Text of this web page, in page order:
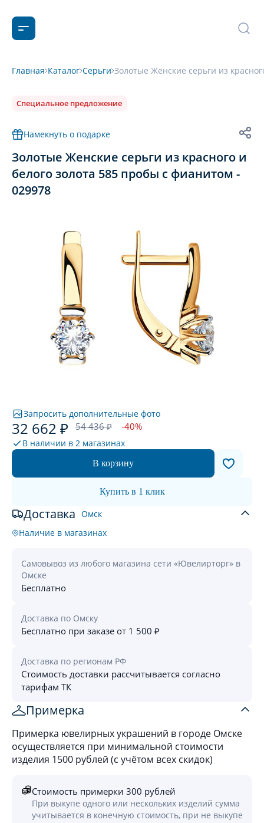
Главная Каталог Серьги Золотые Женские серьги из
Специальное предложение
Намекнуть о подарке
Золотые Женские серьги из красного и
белого золота 585 пробы с фианитом -
029978
Запросить дополнительные фото
32 662 ₽ 54 436 ₽ -40%
В наличии в 2 магазинах
В корзину
Купить в 1 клик
Доставка Омск
Наличие в магазинах
Самовывоз из любого магазина сети «Ювелирторг» в
Омске
Бесплатно
Доставка по Омску
Бесплатно при заказе от 1 500 ₽
Доставка по регионам РФ
Стоимость доставки рассчитывается согласно
тарифам ТК
Примерка
Примерка ювелирных украшений в городе Омске
осуществляется при минимальной стоимости
изделия 1500 рублей (с учётом всех скидок)
Стоимость примерки 300 рублей
При выкупе одного или нескольких изделий сумма
учитывается в конечную стоимость, при не выкупе